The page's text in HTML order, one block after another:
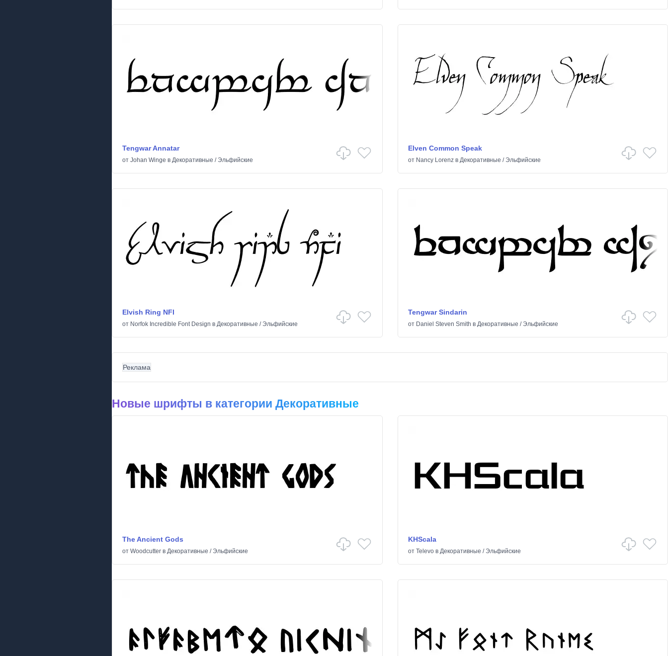
Tengwar Annatar
от Johan Winge в Декоративные / Эльфийские
Elven Common Speak
от Nancy Lorenzв Декоративные / Эльфийские
Elvish Ring NFI
от Norfok Incredible Font Design в Декоративные / Эльфийские
Tengwar Sindarin
от Daniel Steven Smith в Декоративные / Эльфийские
Реклама
Новые шрифты в категории Декоративные
The Ancient Gods
от Woodcutter в Декоративные / Эльфийские
KHScala
от Televoв Декоративные / Эльфийские